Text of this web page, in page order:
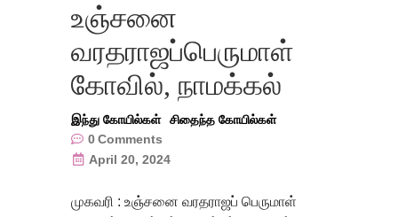
உஞ்சனை
வரதராஜப்பெருமாள்
கோவில், நாமக்கல்
இந்து கோயில்கள்
சிதைந்த கோயில்கள்
0Comments
April 20, 2024
முகவரி : உஞ்சனை வரதராஜப் பெருமாள்